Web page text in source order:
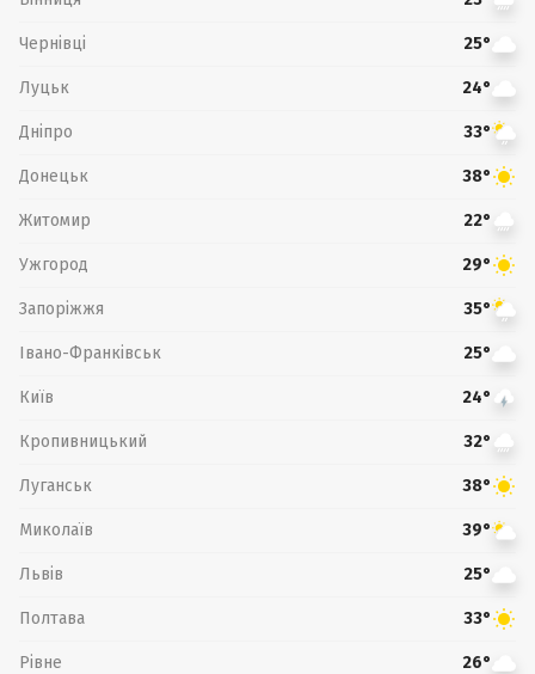
Чернівці 25°
Луцьк 24°
Дніпро 33°
Донецьк 38°
Житомир 22°
Ужгород 29°
Запоріжжя 35°
Івано-Франківськ 25°
Київ 24°
Кропивницький 32°
Луганськ 38°
Миколаїв 39°
Львів 25°
Полтава 33°
Рівне 26°